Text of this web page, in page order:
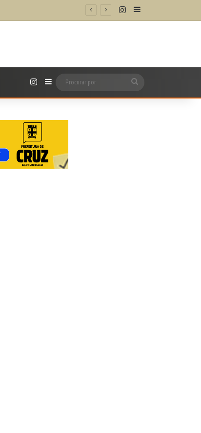
InstagramBarra Lateral
InstagramBarra Lateral
por